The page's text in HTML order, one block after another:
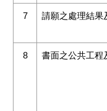
7 請願之處理結果
8 書面之公共工程